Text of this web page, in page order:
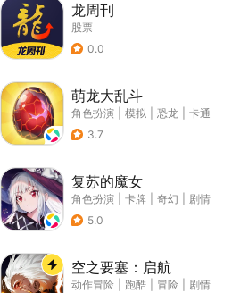
龙周刊
股票
0.0
萌龙大乱斗
角色扮演 模拟 恐龙
卡通
3.7
复苏的魔女
角色扮演 卡牌 奇幻
剧情
5.0
空之要塞：启航
动作冒险 跑酷 冒险
剧情